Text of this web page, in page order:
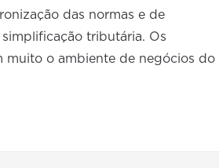
das normas e de
tributária. Os
muito o ambiente de negócios do